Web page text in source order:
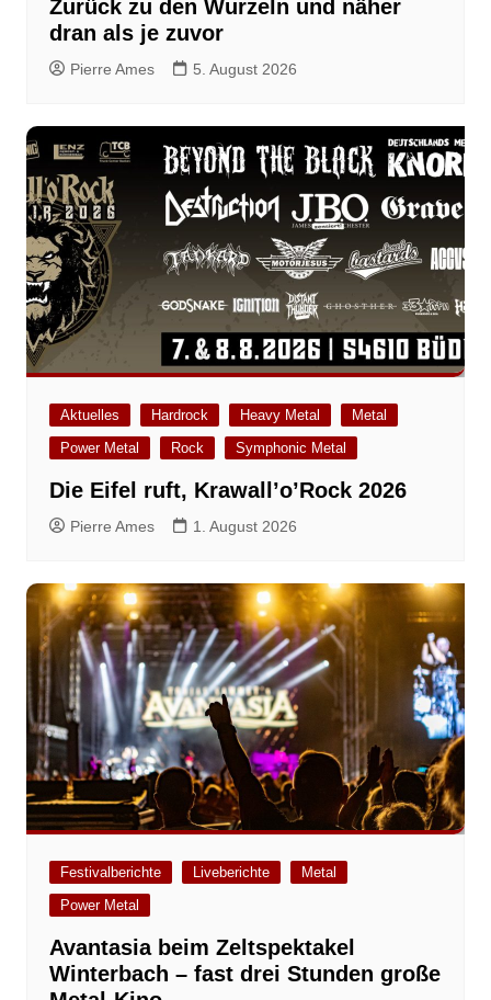
Zurück zu den Wurzeln und näher
dran als je zuvor
Pierre Ames 5. August 2026
Aktuelles Hardrock Heavy Metal
Metal
Power Metal
Rock Symphonic Metal
Die Eifel ruft, Krawall’o’Rock 2026
Pierre Ames 1. August 2026
Festivalberichte Liveberichte
Metal
Power Metal
Avantasia beim Zeltspektakel
Winterbach – fast drei Stunden große